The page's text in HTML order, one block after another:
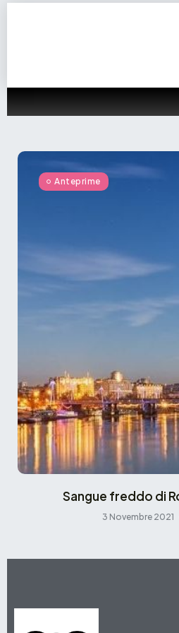
Anteprime
Sangue freddo di
3 Novembre 2021